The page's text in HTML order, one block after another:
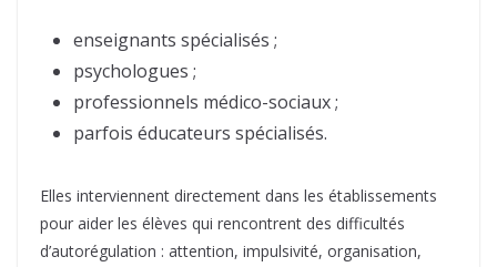
enseignants spécialisés ;
psychologues ;
professionnels médico-sociaux ;
parfois éducateurs spécialisés.
Elles interviennent directement dans les établissements
pour aider les élèves qui rencontrent des difficultés
d’autorégulation : attention, impulsivité, organisation,